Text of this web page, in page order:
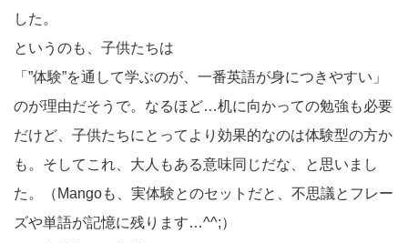
した。
というのも、子供たちは
「”体験”を通して学ぶのが、一番英語が身につきやすい」
のが理由だそうで。なるほど…机に向かっての勉強も必要
だけど、子供たちにとってより効果的なのは体験型の方か
も。そしてこれ、大人もある意味同じだな、と思いまし
た。（Mangoも、実体験とのセットだと、不思議とフレー
ズや単語が記憶に残ります…^^;）